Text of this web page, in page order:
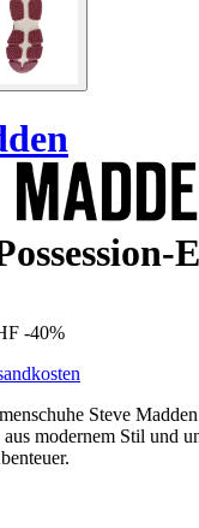
E
-40%
Steve
modernem Stil und